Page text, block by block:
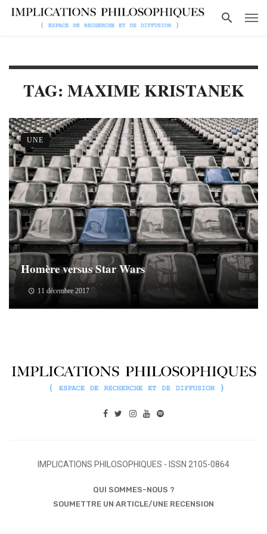
TAG: MAXIME KRISTANEK
Homère versus Star Wars
11 décembre 2017
UNE
IMPLICATIONS PHILOSOPHIQUES - ISSN 2105-0864
QUI SOMMES-NOUS ?
SOUMETTRE UN ARTICLE/UNE RECENSION